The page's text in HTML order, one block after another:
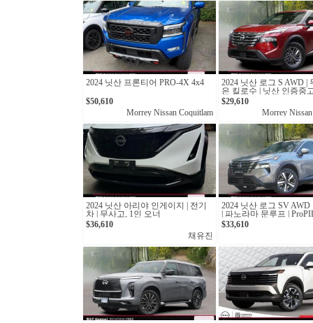
2024 닛산 프론티어 PRO-4X 4x4
$50,610
Morrey Nissan Coquitlam
2024 닛산 로그 S AWD |
은 킬로수 | 닛산 인증중
$29,610
Morrey
2024 닛산 아리야 인게이지 | 전기
차 | 무사고, 1인 오너
$36,610
채유진
2024 닛산 로그 SV
| 파노라마 문루프 |
산 캐나다 인증중고
$33,610